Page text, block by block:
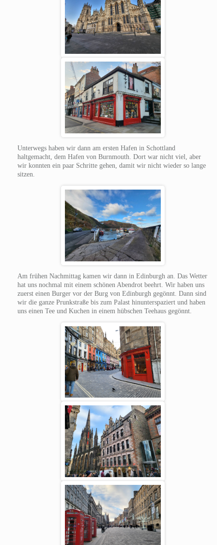
Unterwegs haben wir dann am ersten Hafen in Schottland
haltgemacht, dem Hafen von Burnmouth. Dort war nicht viel, aber
wir konnten ein paar Schritte gehen, damit wir nicht wieder so lange
sitzen.
Am frühen Nachmittag kamen wir dann in Edinburgh an. Das Wetter
hat uns nochmal mit einem schönen Abendrot beehrt. Wir haben uns
zuerst einen Burger vor der Burg von Edinburgh gegönnt. Dann sind
wir die ganze Prunkstraße bis zum Palast hinunterspaziert und haben
uns einen Tee und Kuchen in einem hübschen Teehaus gegönnt.